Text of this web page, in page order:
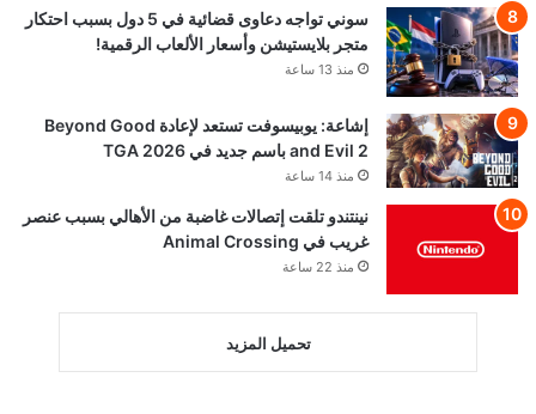
سوني تواجه دعاوى قضائية في 5 دول بسبب احتكار
متجر بلايستيشن وأسعار الألعاب الرقمية!
منذ 13 ساعة
إشاعة: يوبيسوفت تستعد لإعادة Beyond Good
and Evil 2 باسم جديد في TGA 2026
منذ 14 ساعة
نينتندو تلقت إتصالات غاضبة من الأهالي بسبب عنصر
غريب في Animal Crossing
منذ 22 ساعة
تحميل المزيد